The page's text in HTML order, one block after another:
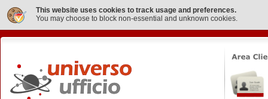
This website uses cookies to track usage and preferences.
You may choose to block non-essential and unknown cookies.